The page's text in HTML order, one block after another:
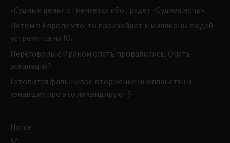
«Судный день» отменяется ибо грядет «Судная ночь».
Летом в Европе что-то произойдет и миллионы людей
устремятся на Юг.
Переговоры с Ираном опять провалились. Опять
эскалация?
Готовится фальшивое вторжение инопланетян и
узнавших про это ликвидируют?
Home